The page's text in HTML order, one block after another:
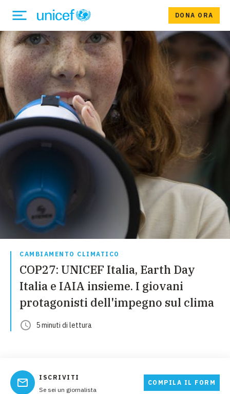
DONA ORA
CAMBIAMENTO CLIMATICO
COP27: UNICEF Italia, Earth Day
Italia e IAIA insieme. I giovani
protagonisti dell'impegno sul clima
5minuti di lettura
ISCRIVITI
Se sei un giornalista
COMPILA IL FORM